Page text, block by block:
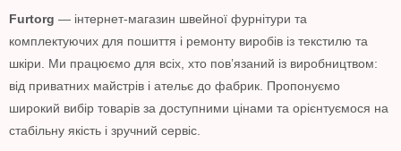
Furtorg — інтернет-магазин швейної фурнітури та
комплектуючих для пошиття і ремонту виробів із текстилю та
шкіри. Ми працюємо для всіх, хто пов’язаний із виробництвом:
від приватних майстрів і ательє до фабрик. Пропонуємо
широкий вибір товарів за доступними цінами та орієнтуємося на
стабільну якість і зручний сервіс.